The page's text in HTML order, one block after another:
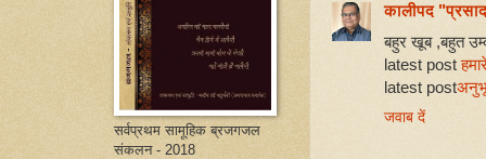
कालीपद
बहुर खूब ,बहुत
latest post
latest post
जवाब दें
सर्वप्रथम सामूहिक ब्रजगजल
संकलन - 2018